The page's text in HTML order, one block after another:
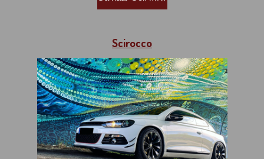
Scirocco